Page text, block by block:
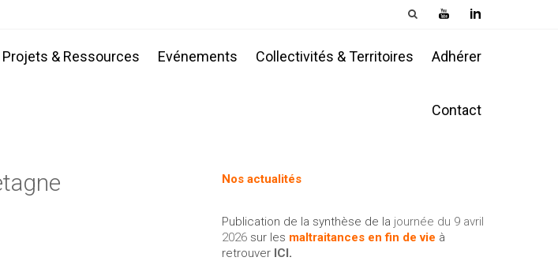
Projets & Ressources Evénements Collectivités & Territoires Adhérer
Contact
Nos actualités
Publication de la synthèse de la journée du 9 avril
2026sur les maltraitances en fin de vie à
retrouver ICI.